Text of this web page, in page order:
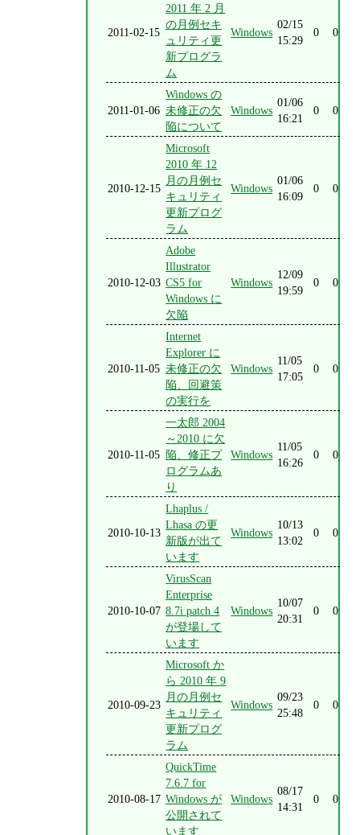
2011-02-15
2011 年 2 月
の月例セキ
ュリティ更
新プログラ
ム
Windows
02/15
15:29
0 0
2011-01-06
Windows の
未修正の欠
陥について
Windows
01/06
16:21
0 0
2010-12-15
Microsoft
2010 年 12
月の月例セ
キュリティ
更新プログ
ラム
Windows
01/06
16:09
0 0
2010-12-03
Adobe
Illustrator
CS5 for
Windows に
欠陥
Windows
12/09
19:59
0 0
2010-11-05
Internet
Explorer に
未修正の欠
陥、回避策
の実行を
Windows
11/05
17:05
0 0
2010-11-05
一太郎 2004
～2010 に欠
陥、修正プ
ログラムあ
り
Windows
11/05
16:26
0 0
2010-10-13
Lhaplus /
Lhasa の更
新版が出て
います
Windows
10/13
13:02
0 0
2010-10-07
VirusScan
Enterprise
8.7i patch 4
が登場して
います
Windows
10/07
20:31
0 0
2010-09-23
Microsoft か
ら 2010 年 9
月の月例セ
キュリティ
更新プログ
ラム
Windows
09/23
25:48
0 0
2010-08-17
QuickTime
7.6.7 for
Windows が
公開されて
います
Windows
08/17
14:31
0 0